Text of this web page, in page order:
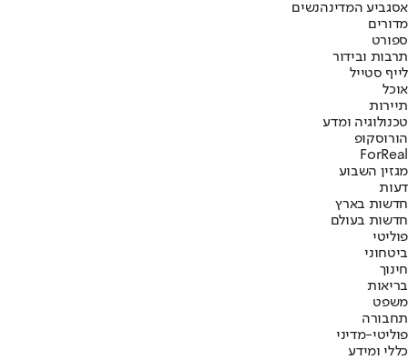
אסגביע המדינהנשים
מדורים
ספורט
תרבות ובידור
לייף סטייל
אוכל
תיירות
טכנולוגיה ומדע
הורוסקופ
ForReal
מגזין השבוע
דעות
חדשות בארץ
חדשות בעולם
פוליטי
ביטחוני
חינוך
בריאות
משפט
תחבורה
פוליטי-מדיני
כללי ומידע